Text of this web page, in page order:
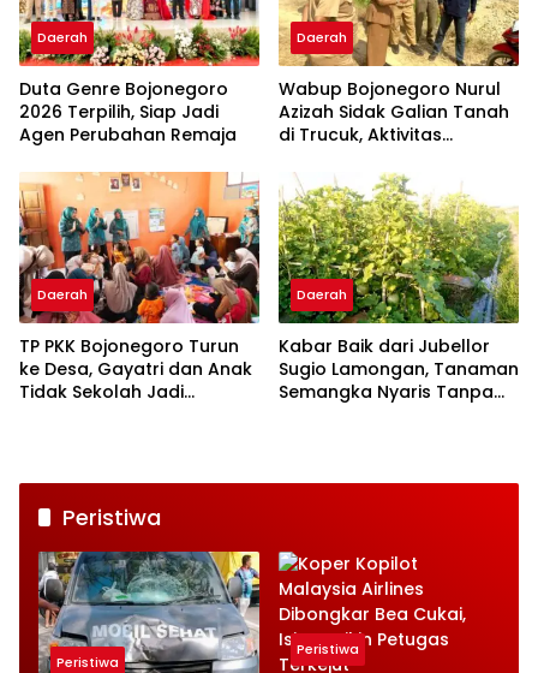
Daerah
Duta Genre Bojonegoro
2026 Terpilih, Siap Jadi
Agen Perubahan Remaja
Daerah
Wabup Bojonegoro Nurul
Azizah Sidak Galian Tanah
di Trucuk, Aktivitas
Daerah
TP PKK Bojonegoro Turun
ke Desa, Gayatri dan Anak
Tidak Sekolah Jadi
Daerah
Kabar Baik dari Jubellor
Sugio Lamongan, Tanaman
Semangka Nyaris Tanpa
Peristiwa
Peristiwa
Peristiwa